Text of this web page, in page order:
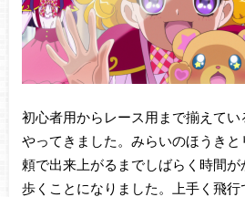
初心者用からレース用まで揃えて
やってきました。みらいのほうき
頼で出来上がるまでしばらく時間
歩くことになりました。上手く飛